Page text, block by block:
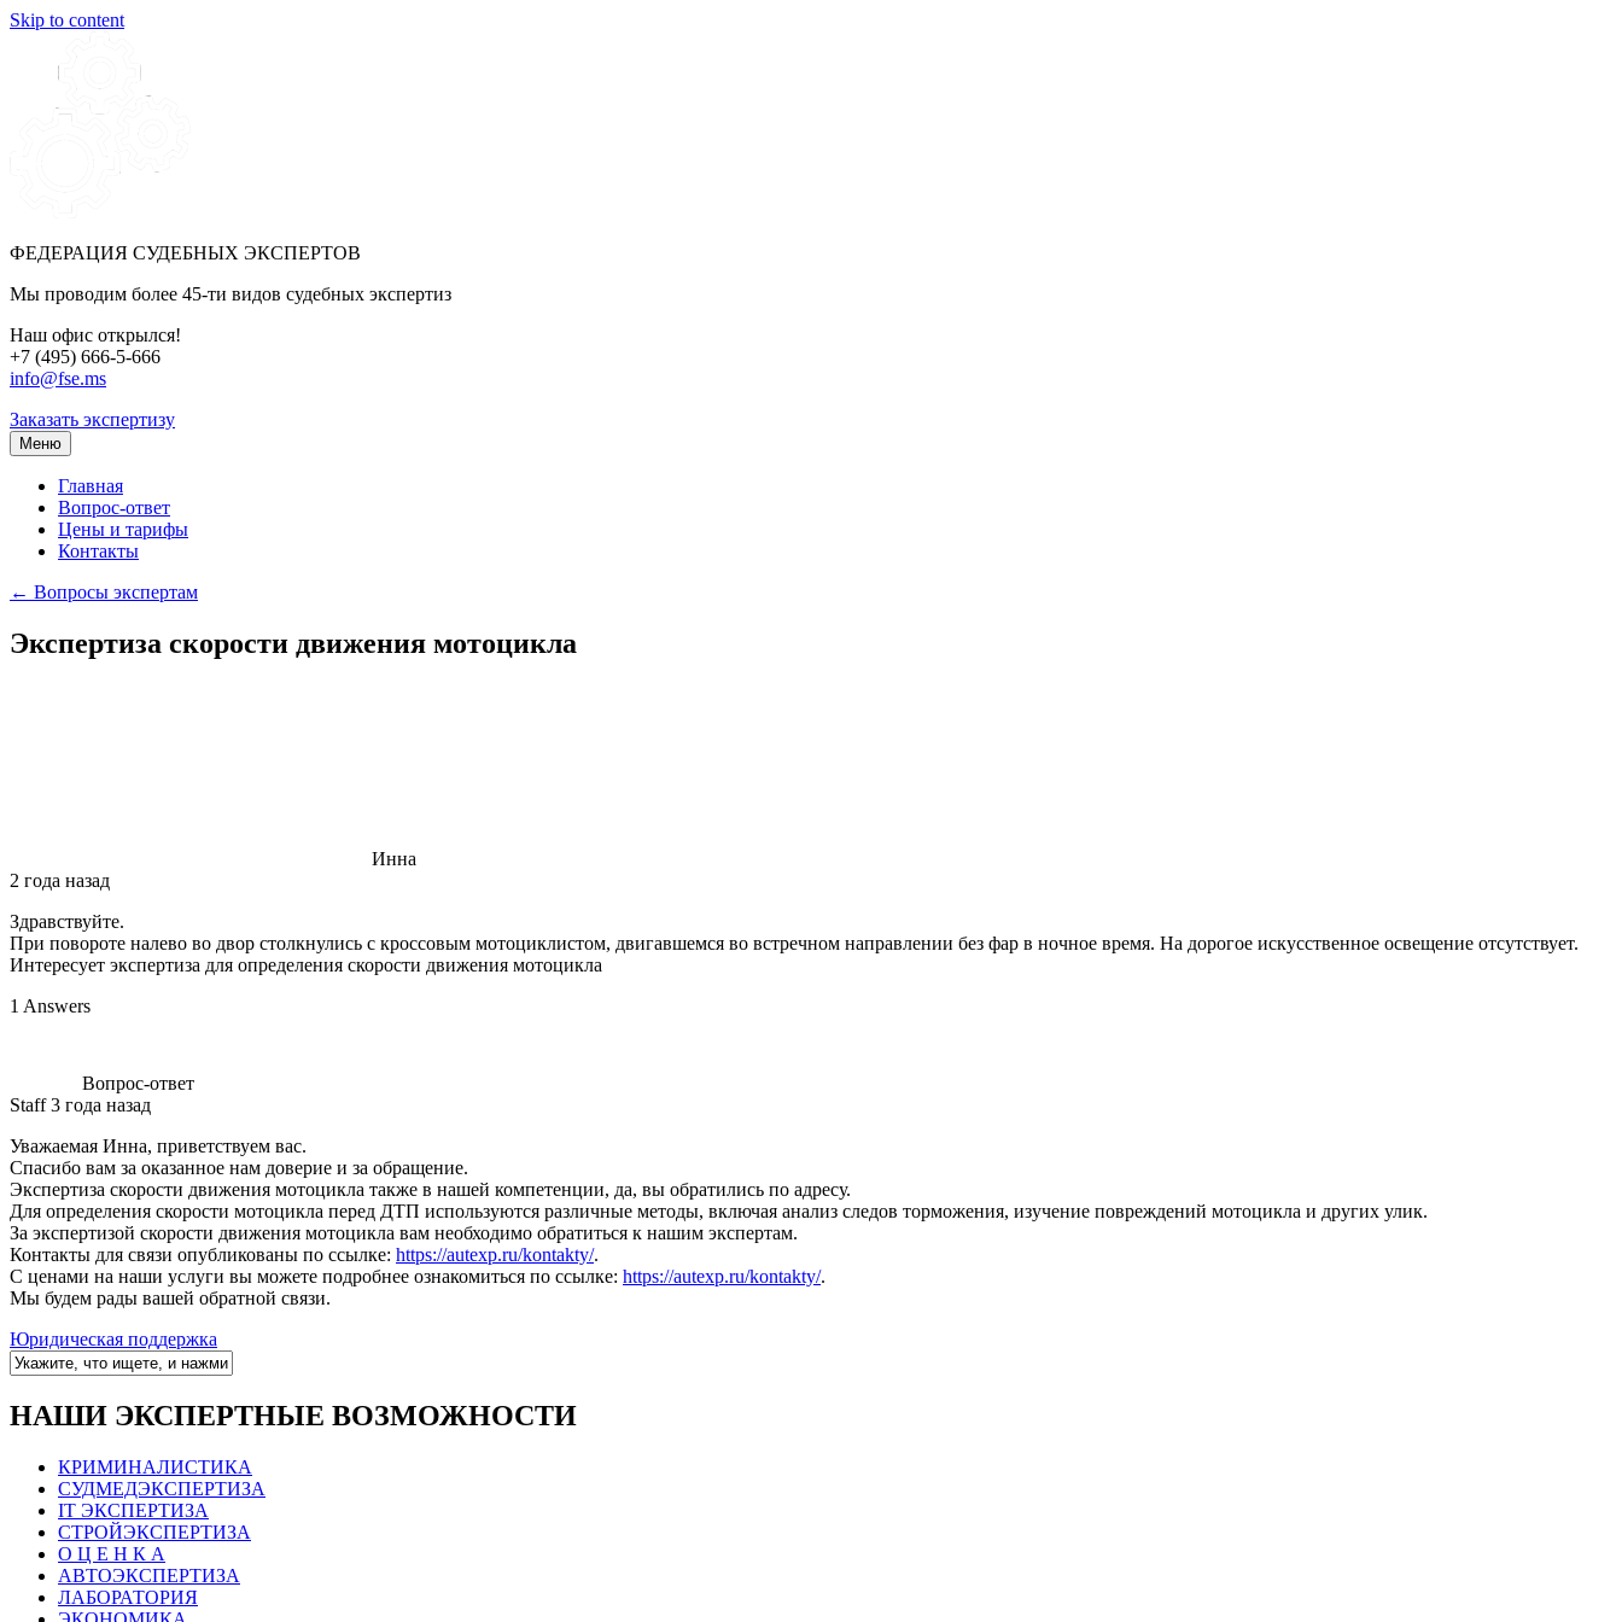
Skip to content
ФЕДЕРАЦИЯ СУДЕБНЫХ ЭКСПЕРТОВ
Мы проводим более 45-ти видов судебных экспертиз
Наш офис открылся!
+7 (495) 666-5-666
info@fse.ms
Заказать экспертизу
Меню
Главная
Вопрос-ответ
Цены и тарифы
Контакты
← Вопросы экспертам
Экспертиза скорости движения мотоцикла
Инна
2 года назад
Здравствуйте.
При повороте налево во двор столкнулись с кроссовым мотоциклистом, двигавшемся во встречном направлении без фар в ночное время. На дорогое искусственное освещение отсутствует.
Интересует экспертиза для определения скорости движения мотоцикла
1 Answers
Вопрос-ответ
Staff3 года назад
Уважаемая Инна, приветствуем вас.
Спасибо вам за оказанное нам доверие и за обращение.
Экспертиза скорости движения мотоцикла также в нашей компетенции, да, вы обратились по адресу.
Для определения скорости мотоцикла перед ДТП используются различные методы, включая анализ следов торможения, изучение повреждений мотоцикла и других улик.
За экспертизой скорости движения мотоцикла вам необходимо обратиться к нашим экспертам.
Контакты для связи опубликованы по ссылке: https://autexp.ru/kontakty/.
С ценами на наши услуги вы можете подробнее ознакомиться по ссылке: https://autexp.ru/kontakty/.
Мы будем рады вашей обратной связи.
Юридическая поддержка
НАШИ ЭКСПЕРТНЫЕ ВОЗМОЖНОСТИ
КРИМИНАЛИСТИКА
СУДМЕДЭКСПЕРТИЗА
IT ЭКСПЕРТИЗА
СТРОЙЭКСПЕРТИЗА
О Ц Е Н К А
АВТОЭКСПЕРТИЗА
ЛАБОРАТОРИЯ